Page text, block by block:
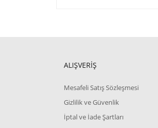
ALIŞVERİŞ
Mesafeli Satış Sözleşmesi
Gizlilik ve Güvenlik
İptal ve İade Şartları